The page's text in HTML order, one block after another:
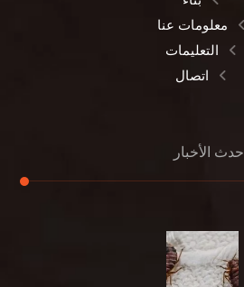
معلومات عنا
التعليمات
اتصال
أحدث الأخبار